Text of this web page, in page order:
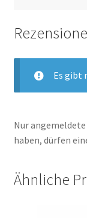
Es gibt
Nur
haben, dürfen
Ähnliche